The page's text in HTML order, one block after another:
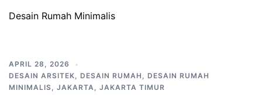
Desain Rumah Minimalis
APRIL 28, 2026
DESAIN ARSITEK, DESAIN RUMAH , DESAIN RUMAH
MINIMALIS, JAKARTA, JAKARTA TIMUR